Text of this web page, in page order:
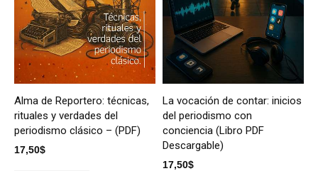
Alma de Reportero: técnicas,
rituales y verdades del
periodismo clásico – (PDF)
17,50$
La vocación de contar: inicios
del periodismo con
conciencia (Libro PDF
Descargable)
17,50$